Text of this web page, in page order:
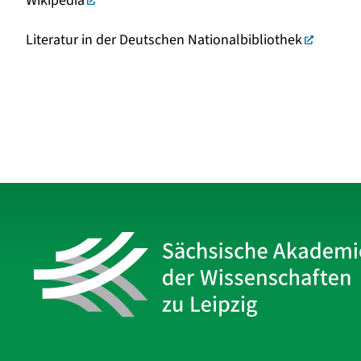
Literatur in der Deutschen Nationalbibliothek